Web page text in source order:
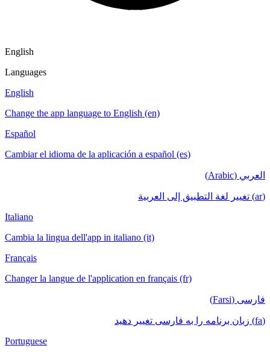
English
Languages
English
Change the app language to English (en)
Español
Cambiar el idioma de la aplicación a español (es)
العربي (Arabic)
(ar) تغيير لغة التطبيق إلى العربية
Italiano
Cambia la lingua dell'app in italiano (it)
Français
Changer la langue de l'application en français (fr)
فارسی (Farsi)
(fa) زبان برنامه را به فارسی تغییر دهید
Portuguese